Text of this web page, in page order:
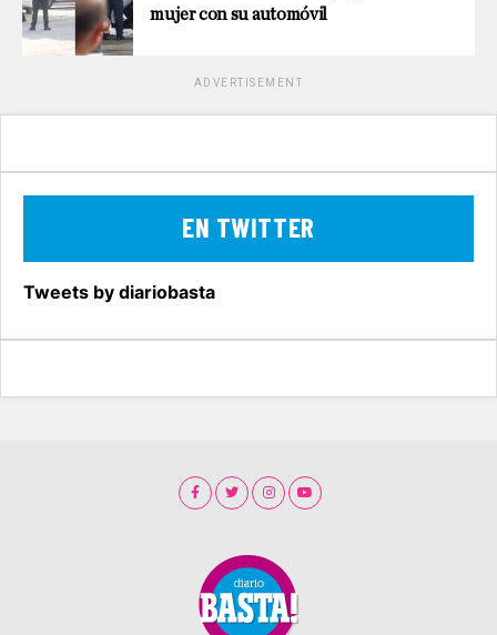
mujer con su automóvil
ADVERTISEMENT
EN TWITTER
Tweets by diariobasta